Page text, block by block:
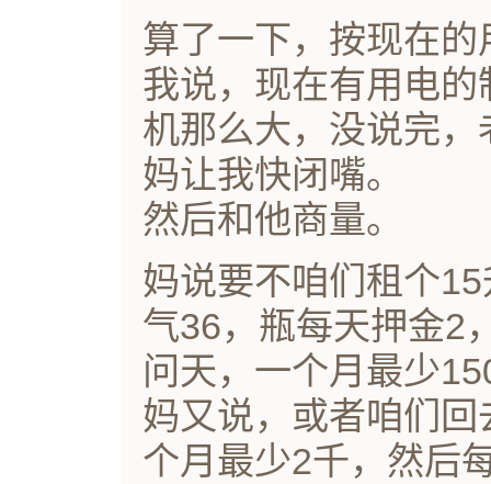
算了一下，按现在
我说，现在有用电
机那么大，没说完
妈让我快闭嘴。
然后和他商量。
妈说要不咱们租个
气36，瓶每天押金2
问天，一个月最少
妈又说，或者咱们
个月最少2千，然后